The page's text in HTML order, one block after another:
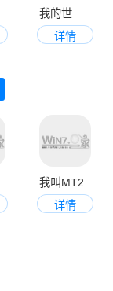
详情
我叫MT2
详情